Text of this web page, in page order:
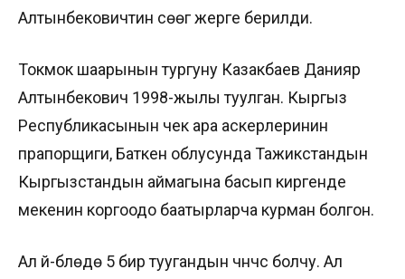
Алтынбековичтин сөөгү жерге берилди.
Токмок шаарынын тургуну Казакбаев Данияр
Алтынбекович 1998-жылы туулган. Кыргыз
Республикасынын чек ара аскерлеринин
прапорщиги, Баткен облусунда Тажикстандын
Кыргызстандын аймагына басып киргенде
мекенин коргоодо баатырларча курман болгон.
Ал үй-бүлөдө 5 бир туугандын үчүнчүсү болчу. Ал